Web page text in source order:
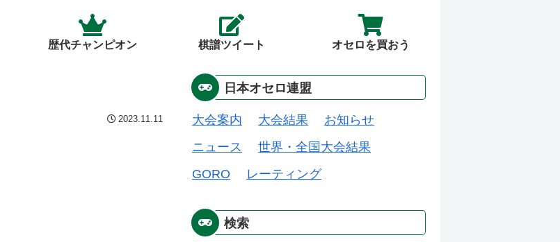
歴代チャンピオン 棋譜ツイート オセロを買おう
2023.11.11
日本オセロ連盟
大会案内 大会結果
お知らせ
ニュース
世界・全国大会結果
GORO
レーティング
検索